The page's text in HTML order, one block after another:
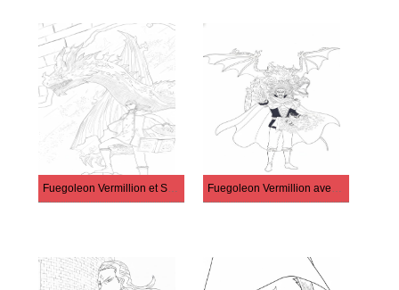
Fuegoleon Vermillion et Salamandre Fuegoleon Vermillion avec salamandre